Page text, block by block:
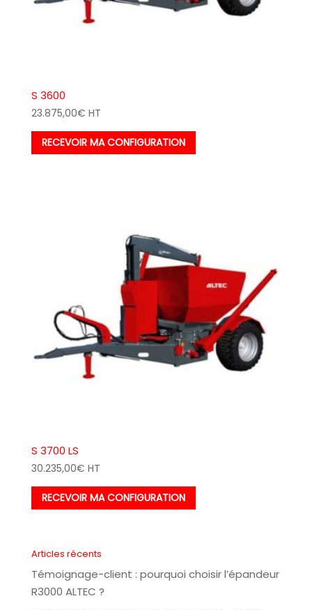
S 3600
23.875,00€ HT
RECEVOIR MA CONFIGURATION
S 3700 LS
30.235,00€ HT
RECEVOIR MA CONFIGURATION
Articles récents
Témoignage-client : pourquoi choisir l’épandeur
R3000 ALTEC ?